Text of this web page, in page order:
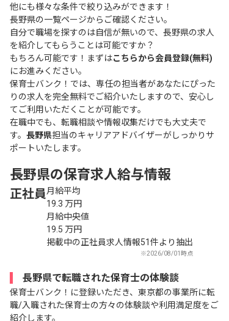
他にも様々な条件で絞り込みができます！
長野県の一覧ページからご確認ください。
自分で職場を探すのは自信が無いので、長野県の求人
を紹介してもらうことは可能ですか？
もちろん可能です！まずはこちらから会員登録(無料)
にお進みください。
保育士バンク！では、専任の担当者があなたにぴった
りの求人を完全無料でご紹介いたしますので、安心し
てご利用いただくことが可能です。
在職中でも、転職相談や情報収集だけでも大丈夫で
す。 長野県担当のキャリアアドバイザーがしっかりサ
ポートいたします。
長野県の保育求人給与情報
正社員月給平均
19.3 万円
月給中央値
19.5 万円
掲載中の正社員求人情報51件より抽出
※2026/08/01時点
長野県で転職された保育士の体験談
保育士バンク！に登録いただき、東京都の事業所に転
職/入職された保育士の方々の体験談や利用満足度をご
紹介します。